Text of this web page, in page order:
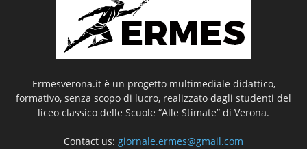
Ermesverona.it è un progetto multimediale didattico,
formativo, senza scopo di lucro, realizzato dagli studenti del
liceo classico delle Scuole “Alle Stimate” di Verona.
Contact us: giornale.ermes@gmail.com